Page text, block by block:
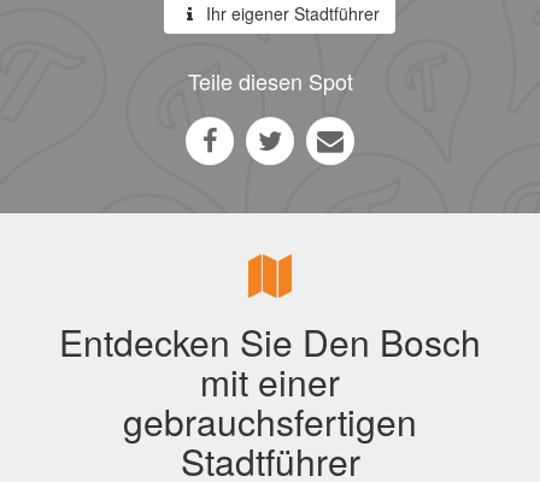
Ihr eigener Stadtführer
Teile diesen Spot
Entdecken Sie Den Bosch
mit einer
gebrauchsfertigen
Stadtführer